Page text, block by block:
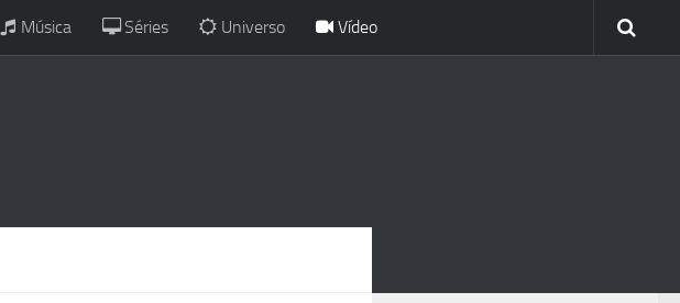
Música Séries Universo Vídeo